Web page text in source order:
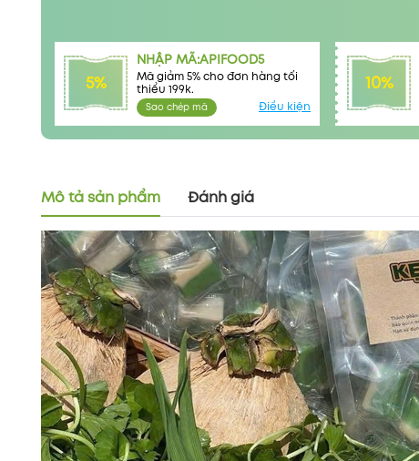
5%
NHẬP MÃ:APIFOOD5
Mã giảm 5% cho đơn hàng tối
thiểu 199k.
Sao chép mã Điều kiện
10%
Mô tả sản phẩm Đánh giá